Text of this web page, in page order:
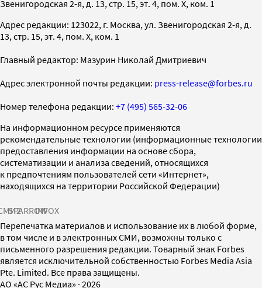
Звенигородская 2-я, д. 13, стр. 15, эт. 4, пом. X, ком. 1
Адрес редакции: 123022, г. Москва, ул. Звенигородская 2-я, д.
13, стр. 15, эт. 4, пом. X, ком. 1
Главный редактор: Мазурин Николай Дмитриевич
Адрес электронной почты редакции: press-release@forbes.ru
Номер телефона редакции: +7 (495) 565-32-06
На информационном ресурсе применяются
рекомендательные технологии (информационные технологии
предоставления информации на основе сбора,
систематизации и анализа сведений, относящихся
к предпочтениям пользователей сети «Интернет»,
находящихся на территории Российской Федерации)
SPARROWINFOX
Перепечатка материалов и использование их в любой форме,
в том числе и в электронных СМИ, возможны только с
письменного разрешения редакции. Товарный знак Forbes
является исключительной собственностью Forbes Media Asia
Pte. Limited. Все права защищены.
AO «АС Рус Медиа» · 2026